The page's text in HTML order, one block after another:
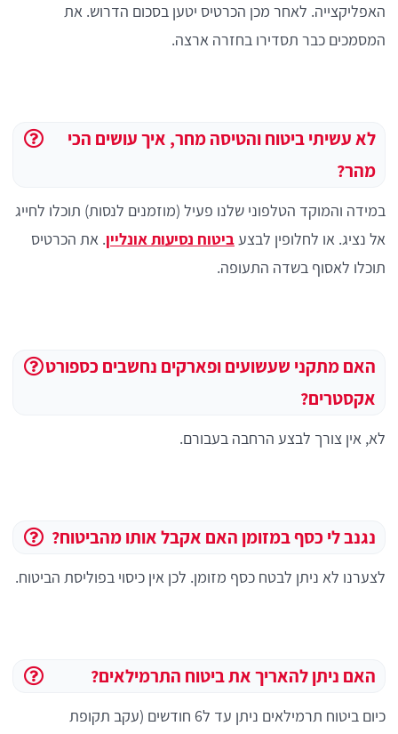
האפליקצייה. לאחר מכן הכרטיס יטען בסכום הדרוש. את
המסמכים כבר תסדירו בחזרה ארצה.
לא עשיתי ביטוח והטיסה מחר, איך עושים הכי
מהר?
במידה והמוקד הטלפוני שלנו פעיל (מוזמנים לנסות) תוכלו לחייג
אל נציג. או לחלופין לבצעביטוח נסיעות אונליין. את הכרטיס
תוכלו לאסוף בשדה התעופה.
האם מתקני שעשועים ופארקים נחשבים כספורט
אקסטרים?
לא, אין צורך לבצע הרחבה בעבורם.
נגנב לי כסף במזומן האם אקבל אותו מהביטוח?
לצערנו לא ניתן לבטח כסף מזומן. לכן אין כיסוי בפוליסת הביטוח.
האם ניתן להאריך את ביטוח התרמילאים?
כיום ביטוח תרמילאים ניתן עד ל6 חודשים (עקב תקופת